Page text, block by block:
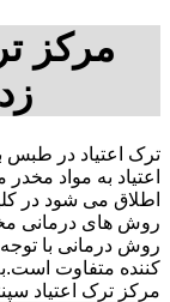
مرکز
ترک اعتیاد در طبس
اعتیاد به مواد
اطلاق می شود در
روش های درمانی
روش درمانی با
کننده متفاوت
مرکز ترک اعتیاد سپنتا 09128033153 خانم